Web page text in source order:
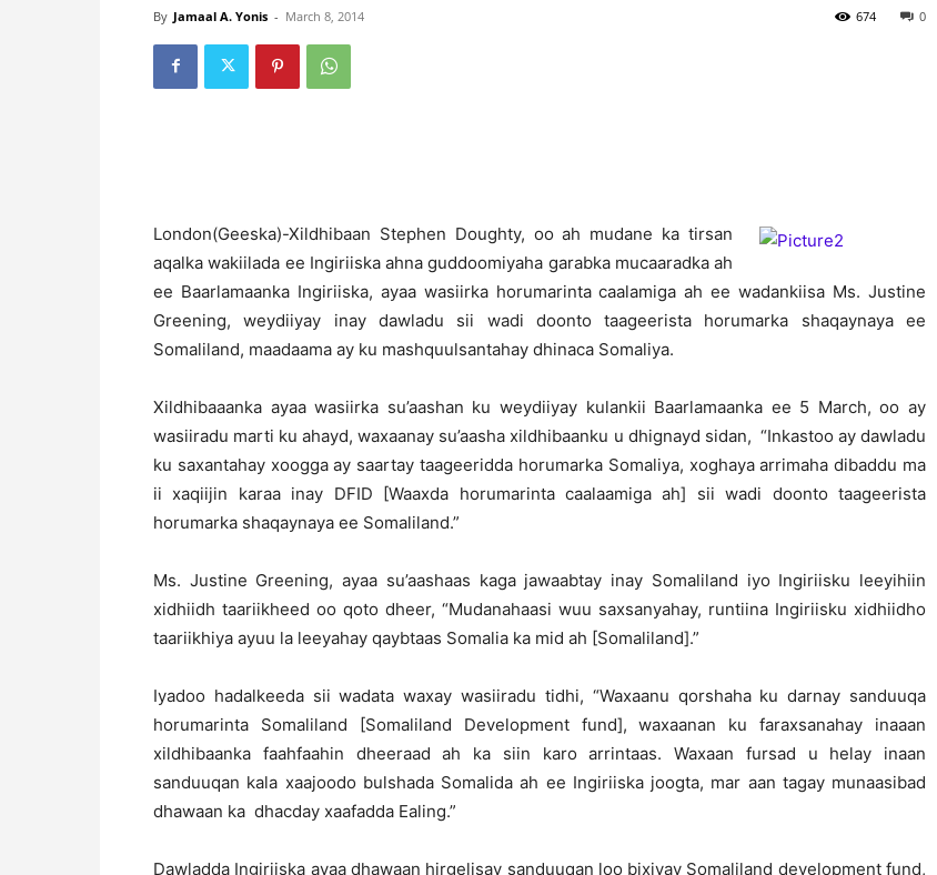
By Jamaal A. Yonis - March 8, 2014 0
674
London(Geeska)-Xildhibaan Stephen Doughty, oo ah mudane ka tirsan
aqalka wakiilada ee Ingiriiska ahna guddoomiyaha garabka mucaaradka ah
ee Baarlamaanka Ingiriiska, ayaa wasiirka horumarinta caalamiga ah ee wadankiisa Ms. Justine
Greening, weydiiyay inay dawladu sii wadi doonto taageerista horumarka shaqaynaya ee
Somaliland, maadaama ay ku mashquulsantahay dhinaca Somaliya.
Xildhibaaanka ayaa wasiirka su’aashan ku weydiiyay kulankii Baarlamaanka ee 5 March, oo ay
wasiiradu marti ku ahayd, waxaanay su’aasha xildhibaanku u dhignayd sidan, “Inkastoo ay dawladu
ku saxantahay xoogga ay saartay taageeridda horumarka Somaliya, xoghaya arrimaha dibaddu ma
ii xaqiijin karaa inay DFID [Waaxda horumarinta caalaamiga ah] sii wadi doonto taageerista
horumarka shaqaynaya ee Somaliland.”
Ms. Justine Greening, ayaa su’aashaas kaga jawaabtay inay Somaliland iyo Ingiriisku leeyihiin
xidhiidh taariikheed oo qoto dheer, “Mudanahaasi wuu saxsanyahay, runtiina Ingiriisku xidhiidho
taariikhiya ayuu la leeyahay qaybtaas Somalia ka mid ah [Somaliland].”
Iyadoo hadalkeeda sii wadata waxay wasiiradu tidhi, “Waxaanu qorshaha ku darnay sanduuqa
horumarinta Somaliland [Somaliland Development fund], waxaanan ku faraxsanahay inaaan
xildhibaanka faahfaahin dheeraad ah ka siin karo arrintaas. Waxaan fursad u helay inaan
sanduuqan kala xaajoodo bulshada Somalida ah ee Ingiriiska joogta, mar aan tagay munaasibad
dhawaan ka dhacday xaafadda Ealing.”
Dawladda Ingiriiska ayaa dhawaan hirgelisay sanduuqan loo bixiyay Somaliland development fund,